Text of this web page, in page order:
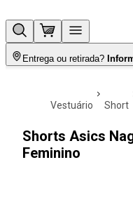
Entrega ou retirada?
vestuário short
Shorts Asics
Feminino